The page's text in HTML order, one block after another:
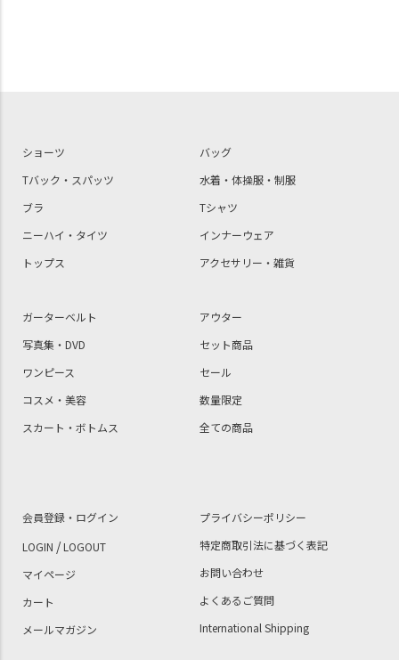
ショーツ
Tバック・スパッツ
ブラ
ニーハイ・タイツ
トップス
バッグ
水着・体操服・制服
Tシャツ
インナーウェア
アクセサリー・雑貨
ガーターベルト
写真集・DVD
ワンピース
コスメ・美容
スカート・ボトムス
アウター
セット商品
セール
数量限定
全ての商品
会員登録・ログイン
LOGIN /LOGOUT
マイページ
カート
メールマガジン
プライバシーポリシー
特定商取引法に基づく表記
お問い合わせ
よくあるご質問
International Shipping